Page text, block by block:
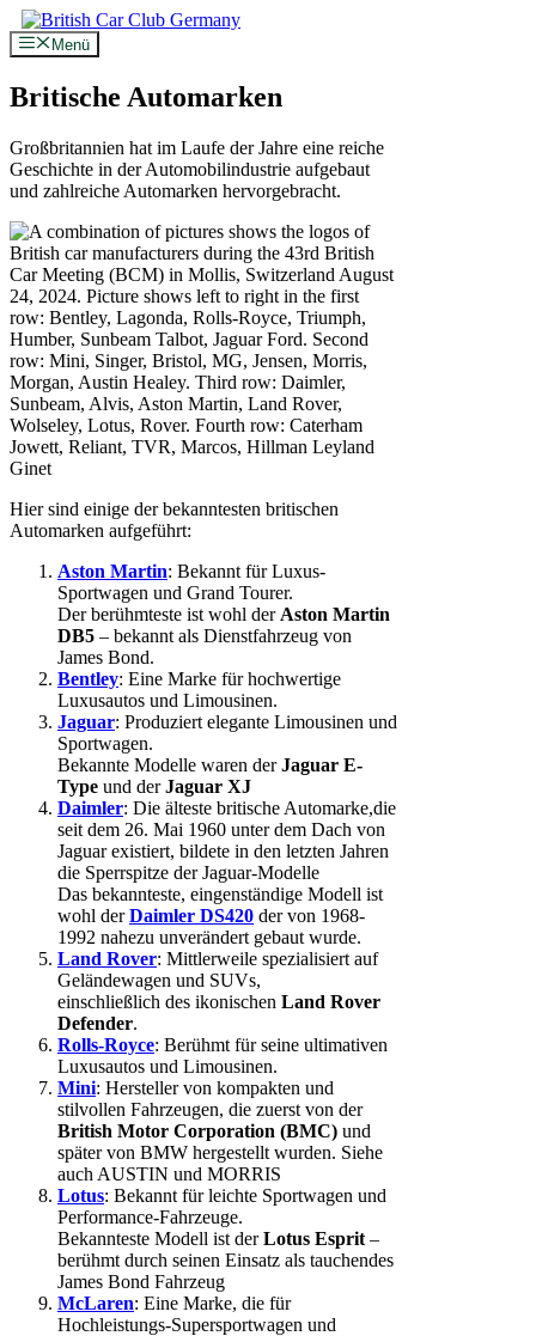
Zum
Inhalt
springen
Menü
Britische Automarken
Großbritannien hat im Laufe der Jahre eine reiche
Geschichte in der Automobilindustrie aufgebaut
und zahlreiche Automarken hervorgebracht.
Hier sind einige der bekanntesten britischen
Automarken aufgeführt:
Aston Martin: Bekannt für Luxus-
Sportwagen und Grand Tourer.
Der berühmteste ist wohl der Aston Martin
DB5 – bekannt als Dienstfahrzeug von
James Bond.
Bentley: Eine Marke für hochwertige
Luxusautos und Limousinen.
Jaguar: Produziert elegante Limousinen und
Sportwagen.
Bekannte Modelle waren derJaguar E-
Type und derJaguar XJ
Daimler: Die älteste britische Automarke,die
seit dem 26. Mai 1960 unter dem Dach von
Jaguar existiert, bildete in den letzten Jahren
die Sperrspitze der Jaguar-Modelle
Das bekannteste, eingenständige Modell ist
wohl derDaimler DS420 der von 1968-
1992 nahezu unverändert gebaut wurde.
Land Rover: Mittlerweile spezialisiert auf
Geländewagen und SUVs,
einschließlich des ikonischen Land Rover
Defender.
Rolls-Royce: Berühmt für seine ultimativen
Luxusautos und Limousinen.
Mini: Hersteller von kompakten und
stilvollen Fahrzeugen, die zuerst von der
British Motor Corporation (BMC) und
später von BMW hergestellt wurden. Siehe
auch AUSTIN und MORRIS
Lotus: Bekannt für leichte Sportwagen und
Performance-Fahrzeuge.
Bekannteste Modell ist derLotus Esprit –
berühmt durch seinen Einsatz als tauchendes
James Bond Fahrzeug
McLaren: Eine Marke, die für
Hochleistungs-Supersportwagen und